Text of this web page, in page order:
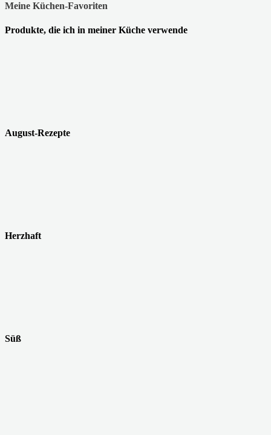
Meine Küchen-Favoriten
Produkte, die ich in meiner Küche verwende
August-Rezepte
Herzhaft
Süß